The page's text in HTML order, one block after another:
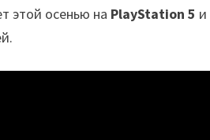
этой осенью на PlayStation 5 и